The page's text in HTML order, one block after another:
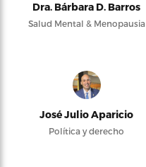
Dra. Bárbara D. Barros
Salud Mental & Menopausia
José Julio Aparicio
Política y derecho